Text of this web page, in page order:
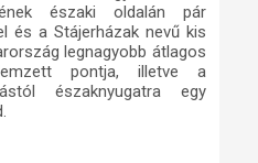
északi oldalán pár
és a Stájerházak nevű kis
legnagyobb átlagos
pontja, illetve a
északnyugatra egy